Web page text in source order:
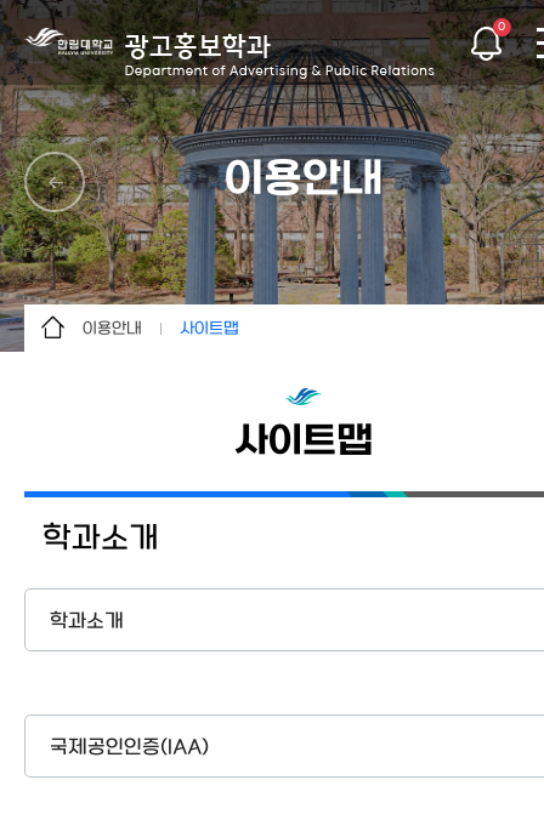
0
이용안내
이용안내
학과활동
커뮤니티
사이트맵
사이트맵
학과소개
학과소개
국제공인인증(IAA)